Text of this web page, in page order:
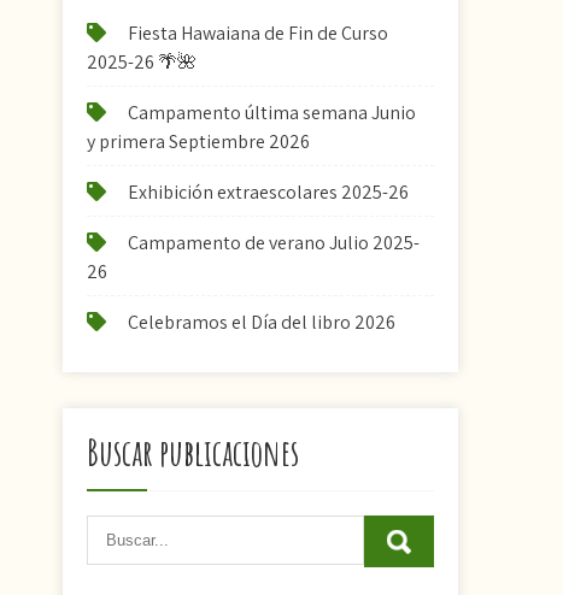
Fiesta Hawaiana de Fin de Curso
2025-26 🌴🌺
Campamento última semana Junio
y primera Septiembre 2026
Exhibición extraescolares 2025-26
Campamento de verano Julio 2025-
26
Celebramos el Día del libro 2026
Buscar publicaciones